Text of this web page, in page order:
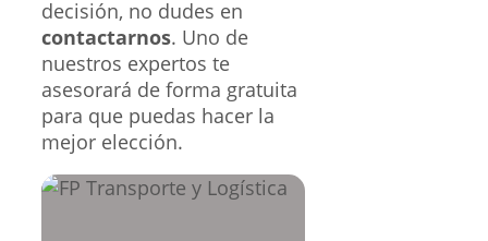
decisión, no dudes en
contactarnos. Uno de
nuestros expertos te
asesorará de forma gratuita
para que puedas hacer la
mejor elección.